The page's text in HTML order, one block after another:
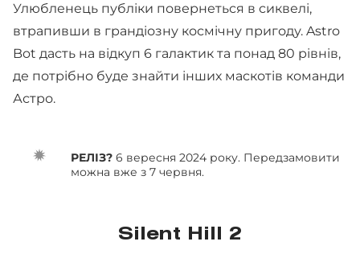
Улюбленець публіки повернеться в сиквелі,
втрапивши в грандіозну космічну пригоду. Astro
Bot дасть на відкуп 6 галактик та понад 80 рівнів,
де потрібно буде знайти інших маскотів команди
Астро.
РЕЛІЗ? 6 вересня 2024 року. Передзамовити
можна вже з 7 червня.
Silent Hill 2